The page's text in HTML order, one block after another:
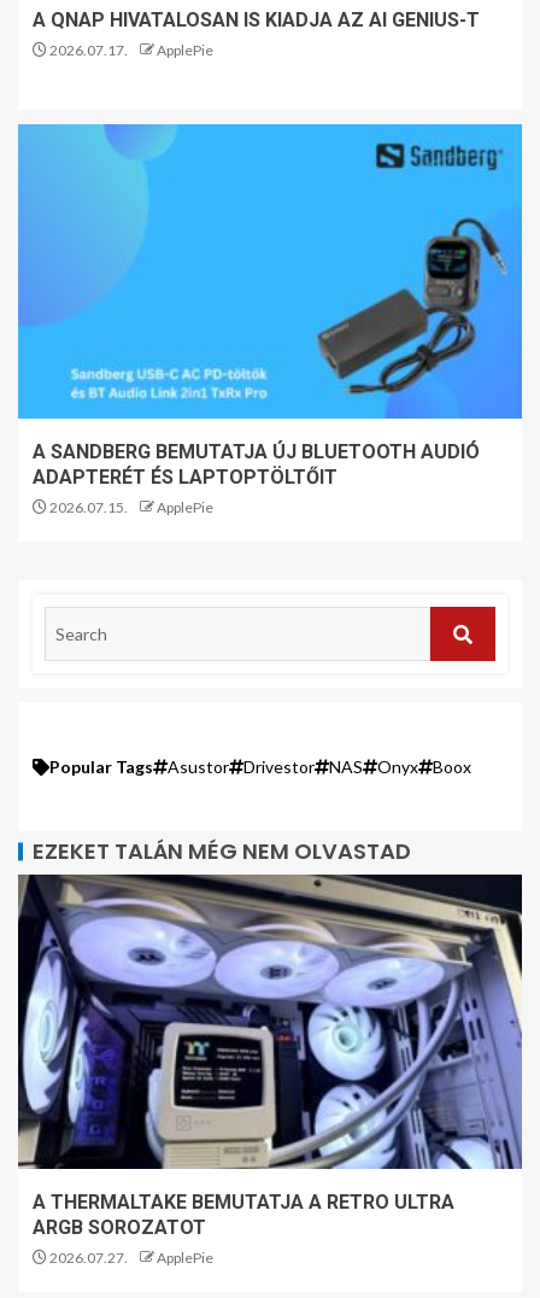
A QNAP HIVATALOSAN IS KIADJA AZ AI GENIUS-T
2026.07.17. ApplePie
A SANDBERG BEMUTATJA ÚJ BLUETOOTH AUDIÓ
ADAPTERÉT ÉS LAPTOPTÖLTŐIT
2026.07.15. ApplePie
Popular Tags Asustor Drivestor NAS Onyx Boox
EZEKET TALÁN MÉG NEM OLVASTAD
A THERMALTAKE BEMUTATJA A RETRO ULTRA
ARGB SOROZATOT
2026.07.27. ApplePie